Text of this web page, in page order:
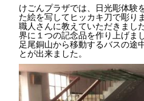
けごんプラザでは、日光彫体験
た絵を写してヒッカキ刀で彫り
職人さんに教えていただきまし
界に１つの記念品を作り上げま
足尾銅山から移動するバスの途
とが出来ました。